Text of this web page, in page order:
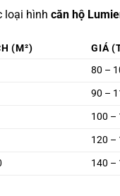
loại hình căn hộ
(M²) GIÁ
80 –
90 –
100 –
120 –
140 –